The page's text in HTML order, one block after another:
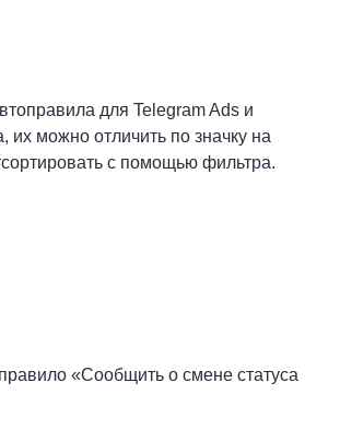
для Telegram Ads и
их можно отличить по значку на
с помощью фильтра.
«Сообщить о смене статуса